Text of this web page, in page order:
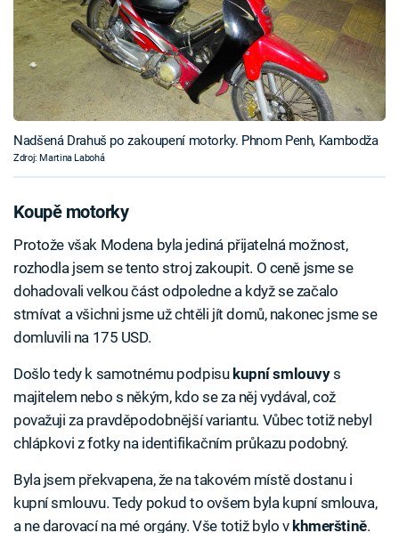
Nadšená Drahuš po zakoupení motorky. Phnom Penh, Kambodža
Zdroj: Martina Labohá
Koupě motorky
Protože však Modena byla jediná přijatelná možnost,
rozhodla jsem se tento stroj zakoupit. O ceně jsme se
dohadovali velkou část odpoledne a když se začalo
stmívat a všichni jsme už chtěli jít domů, nakonec jsme se
domluvili na 175 USD.
Došlo tedy k samotnému podpisu kupní smlouvys
majitelem nebo s někým, kdo se za něj vydával, což
považuji za pravděpodobnější variantu. Vůbec totiž nebyl
chlápkovi z fotky na identifikačním průkazu podobný.
Byla jsem překvapena, že na takovém místě dostanu i
kupní smlouvu. Tedy pokud to ovšem byla kupní smlouva,
a ne darovací na mé orgány. Vše totiž bylo v khmerštině.